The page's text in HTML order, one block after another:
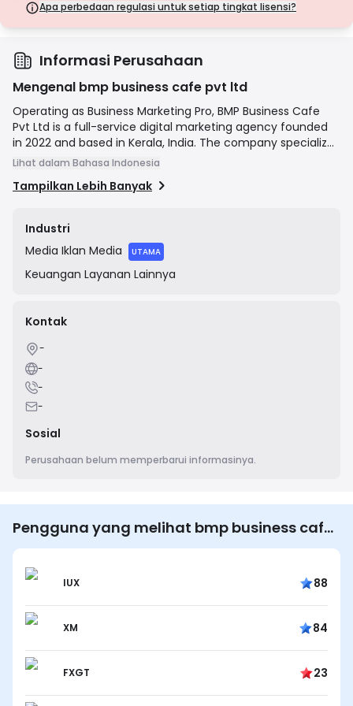
Apa perbedaan regulasi untuk setiap tingkat lisensi?
langkah keamanan.
Dari yurisdiksi dengan pengawasan minimal, lisensi ini seringkali
asuransi. Meskipun menarik untuk fleksibilitas operasional, lisensi ini
menimbulkan risiko yang lebih tinggi bagi pedagang.
Informasi Perusahaan
Mengenal bmp business cafe pvt ltd
Operating as Business Marketing Pro, BMP Business Cafe
Pvt Ltd is a full-service digital marketing agency founded
in 2022 and based in Kerala, India. The company specializes
in helping businesses establish a strong online presence
services, including SEO, social media marketing (SMM),
web design. Their mission is to deliver innovative and
effective digital solutions that drive growth and success
for their clients.
Lihat dalam Bahasa Indonesia
Tampilkan Lebih Banyak
Industri
Media Iklan Media UTAMA
Keuangan Layanan Lainnya
Kontak
-
-
-
-
Sosial
Perusahaan belum memperbarui informasinya.
Pengguna yang melihat bmp business cafe
pvt ltd juga melihat…
IUX 88
XM 84
FXGT 23